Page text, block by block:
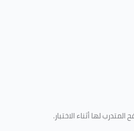
لها أثناء الاختبار.